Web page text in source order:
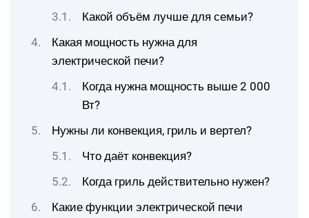
Какой объём лучше для семьи?
Какая мощность нужна для
электрической печи?
Когда нужна мощность выше 2 000
Вт?
Нужны ли конвекция, гриль и вертел?
Что даёт конвекция?
Когда гриль действительно нужен?
Какие функции электрической печи